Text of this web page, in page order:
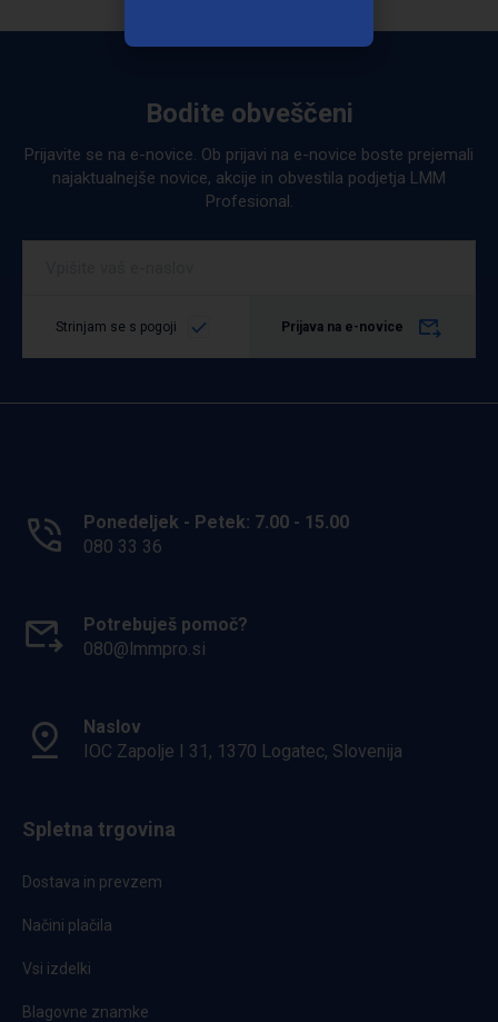
Bodite obveščeni
Prijavite se na e-novice. Ob prijavi na e-novice boste prejemali
najaktualnejše novice, akcije in obvestila podjetja LMM
Profesional.
Strinjam se s pogoji Prijava na e-novice
Ponedeljek - Petek: 7.00 - 15.00
080 33 36
Potrebuješ pomoč?
080@lmmpro.si
Naslov
IOC Zapolje I 31, 1370 Logatec, Slovenija
Spletna trgovina
Dostava in prevzem
Načini plačila
Vsi izdelki
Blagovne znamke